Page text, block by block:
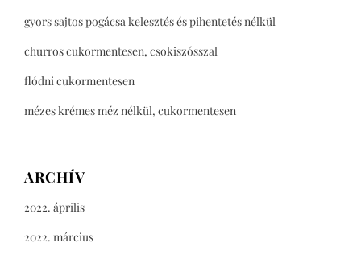
gyors sajtos pogácsa kelesztés és pihentetés nélkül
churros cukormentesen, csokiszósszal
flódni cukormentesen
mézes krémes méz nélkül, cukormentesen
ARCHÍV
2022. április
2022. március